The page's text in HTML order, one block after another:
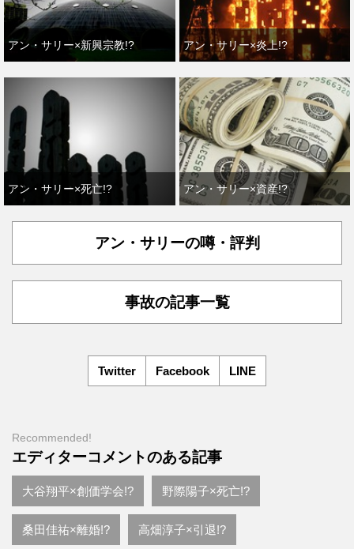
アン・サリー×新興宗教!? アン・サリー×炎上!?
アン・サリー×死亡!? アン・サリー×資産!?
アン・サリーの噂・評判
事故の記事一覧
Twitter Facebook LINE
Recommended!
エディターコメントのある記事
大谷翔平×創価学会!? 野際陽子×死亡!?
桑田佳祐×離婚!? 高畑淳子×引退!?